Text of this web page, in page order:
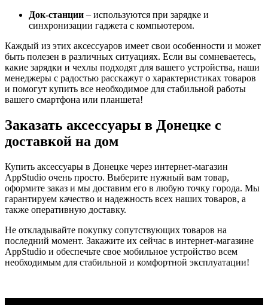
Док-станции – используются при зарядке и
синхронизации гаджета с компьютером.
Каждый из этих аксессуаров имеет свои особенности и может
быть полезен в различных ситуациях. Если вы сомневаетесь,
какие зарядки и чехлы подходят для вашего устройства, наши
менеджеры с радостью расскажут о характеристиках товаров
и помогут купить все необходимое для стабильной работы
вашего смартфона или планшета!
Заказать аксессуары в Донецке с
доставкой на дом
Купить аксессуары в Донецке через интернет-магазин
AppStudio очень просто. Выберите нужный вам товар,
оформите заказ и мы доставим его в любую точку города. Мы
гарантируем качество и надежность всех наших товаров, а
также оперативную доставку.
Не откладывайте покупку сопутствующих товаров на
последний момент. Закажите их сейчас в интернет-магазине
AppStudio и обеспечьте свое мобильное устройство всем
необходимым для стабильной и комфортной эксплуатации!